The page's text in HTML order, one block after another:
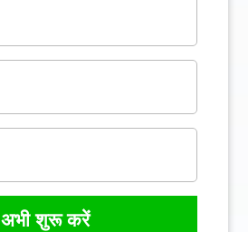
अभी शुरू करें